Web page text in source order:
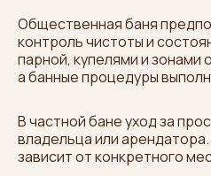
Общественная баня
контроль чистоты и
парной, купелями и зонами
а банные процедуры
В частной бане уход за
владельца или
зависит от конкретного